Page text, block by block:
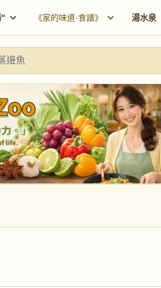
" 《家的味道·食譜》 湯水泉
邊魚